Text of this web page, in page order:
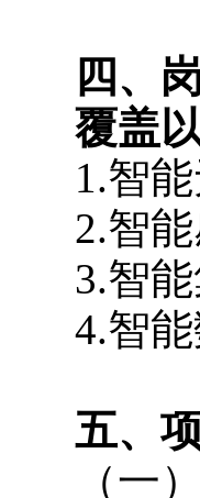
四、
覆盖
1.智能
2.智
3.智
4.智
五、
（一